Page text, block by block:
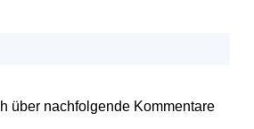
über nachfolgende Kommentare